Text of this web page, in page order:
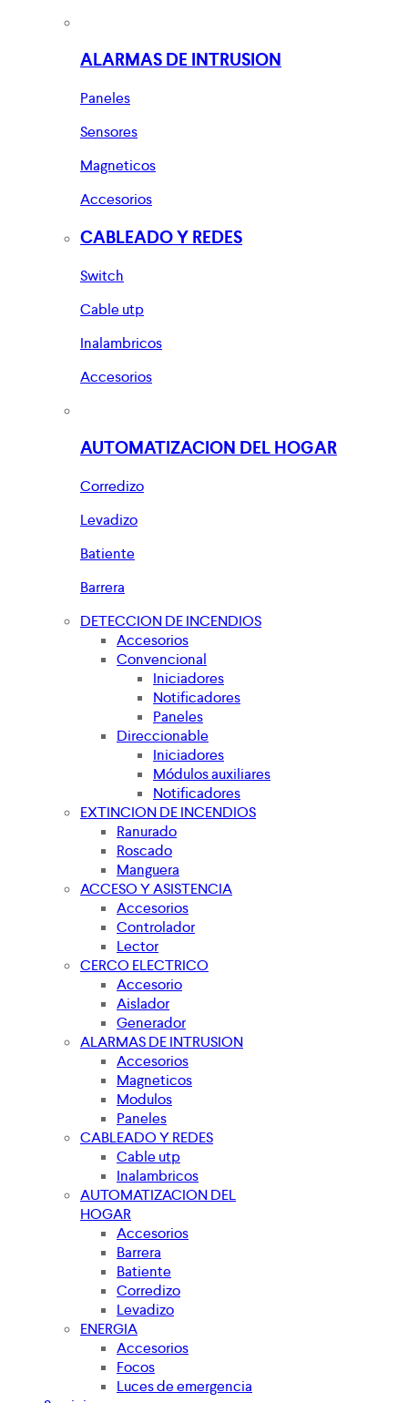
ALARMAS DE INTRUSION
Paneles
Sensores
Magneticos
Accesorios
CABLEADO Y REDES
Switch
Cable utp
Inalambricos
Accesorios
AUTOMATIZACION DEL HOGAR
Corredizo
Levadizo
Batiente
Barrera
DETECCION DE INCENDIOS
Accesorios
Convencional
Iniciadores
Notificadores
Paneles
Direccionable
Iniciadores
Módulos auxiliares
Notificadores
EXTINCION DE INCENDIOS
Ranurado
Roscado
Manguera
ACCESO Y ASISTENCIA
Accesorios
Controlador
Lector
CERCO ELECTRICO
Accesorio
Aislador
Generador
ALARMAS DE INTRUSION
Accesorios
Magneticos
Modulos
Paneles
CABLEADO Y REDES
Cable utp
Inalambricos
AUTOMATIZACION DEL
HOGAR
Accesorios
Barrera
Batiente
Corredizo
Levadizo
ENERGIA
Accesorios
Focos
Luces de emergencia